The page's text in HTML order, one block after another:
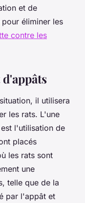
et de
éliminer les
contre les
il utilisera
les rats. L'une
l'utilisation de
placés
les rats sont
une
telle que de la
par l'appât et